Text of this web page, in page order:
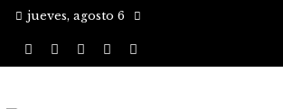
jueves, agosto 6